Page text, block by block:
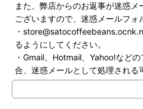
また、弊店からのお返事が迷惑
ございますので、迷惑メールフォ
・
るようにしてください。
・Gmail、Hotmail、Yahoo!など
合、迷惑メールとして処理される